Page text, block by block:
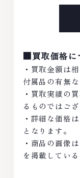
■買取価格に
・買取金額は
付属品の有無
・買取実績の
るものではござ
・詳細な価格
となります。
・商品の画像
を掲載してい